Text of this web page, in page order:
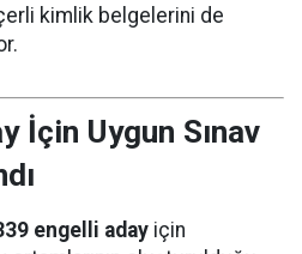
kimlik belgelerini de
İçin Uygun Sınav
engelli aday için